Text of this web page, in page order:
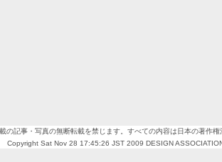
の記事・写真の無断転載を禁じます。すべての内容は日本の著作権
Copyright Sat Nov 28 17:45:26 JST 2009 DESIGN